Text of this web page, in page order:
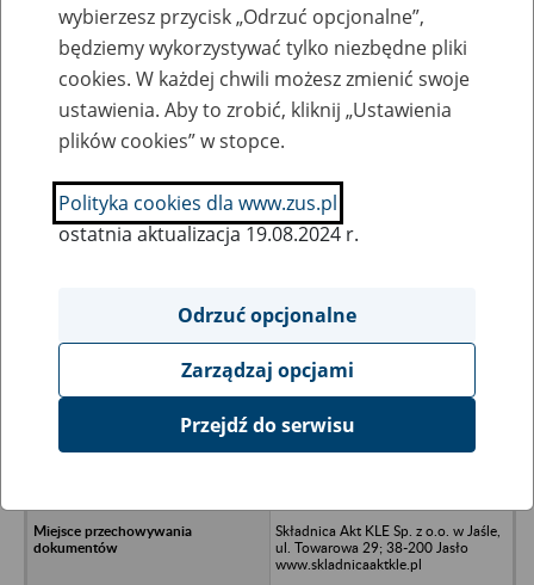
Nazwa zakładu pracy:
SZUKAJ
Ukryj wszystkie pozycje bazy
Firma Handlowa Bajka Spółka Jawna
Składnica Akt KLE Sp. z o.o. w Jaśle,
ul. Towarowa 29; 38-200 Jasło
www.skladnicaaktkle.pl
wybierzesz przycisk „Odrzuć opcjonalne”,
będziemy wykorzystywać tylko niezbędne pliki
cookies. W każdej chwili możesz zmienić swoje
ustawienia. Aby to zrobić, kliknij „Ustawienia
plików cookies” w stopce.
Polityka cookies dla www.zus.pl
ostatnia aktualizacja 19.08.2024 r.
Odrzuć opcjonalne
Zarządzaj opcjami
Przejdź do serwisu